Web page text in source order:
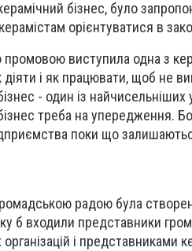
бізнес, було
орієнтуватися в
виступила одна з
діяти і як працювати, щоб не
- один із
треба на упередження.
поки що
радою була
б входили представники
і представниками